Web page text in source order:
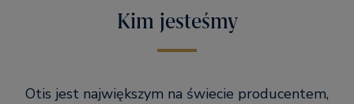
Kim jesteśmy
Otis jest największym na świecie producentem,